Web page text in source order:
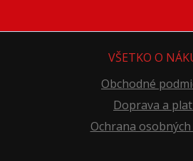
VŠETKO O
Obchodné
Doprava a
Ochrana